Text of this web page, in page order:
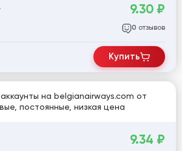
9.30 ₽
0 отзывов
Купить
на belgianairways.com от
постоянные, низкая цена
9.34 ₽